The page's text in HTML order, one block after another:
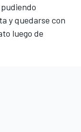
y quedarse con
luego de